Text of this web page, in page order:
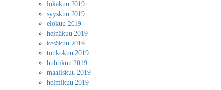
lokakuu 2019
syyskuu 2019
elokuu 2019
heinäkuu 2019
kesäkuu 2019
toukokuu 2019
huhtikuu 2019
maaliskuu 2019
helmikuu 2019